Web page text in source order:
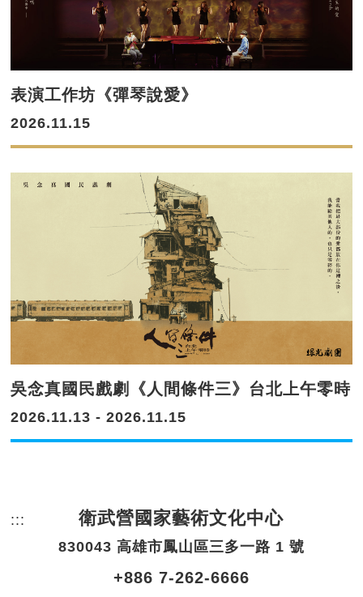
表演工作坊《彈琴說愛》
2026.11.15
吳念真國民戲劇《人間條件三》台北上午零時
2026.11.13 - 2026.11.15
::: 頁尾網站資訊。
衛武營國家藝術文化中心
830043 高雄市鳳山區三多一路 1 號
+886 7-262-6666